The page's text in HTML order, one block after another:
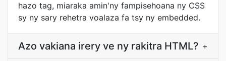
hazo tag, miaraka amin'ny fampisehoana ny CSS
sy ny sary rehetra voalaza fa tsy ny embedded.
Azo vakiana irery ve ny rakitra HTML? +